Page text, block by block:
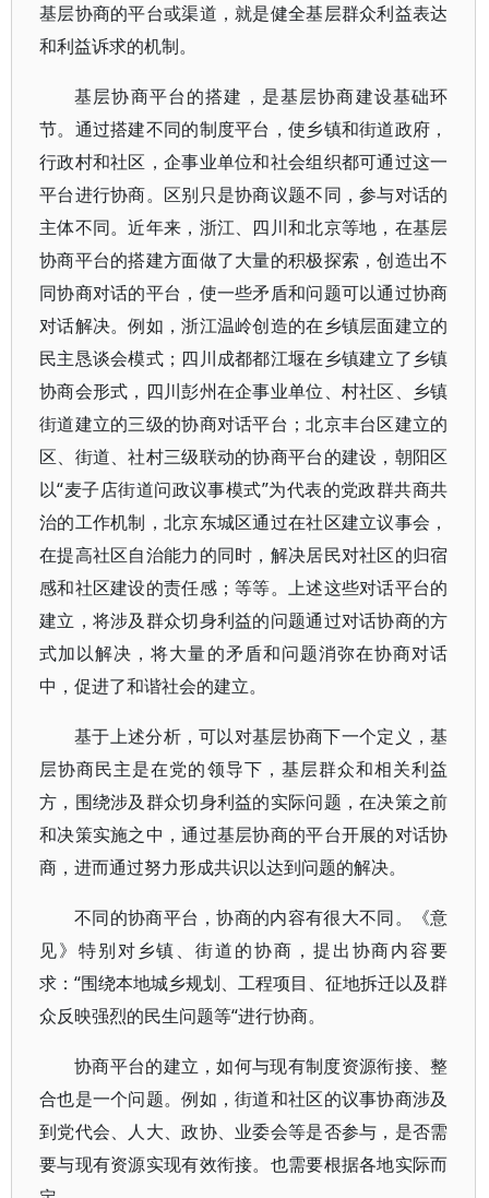
基层协商的平台或渠道，就是健全基层群众利益表达
和利益诉求的机制。
基层协商平台的搭建，是基层协商建设基础环
节。通过搭建不同的制度平台，使乡镇和街道政府，
行政村和社区，企事业单位和社会组织都可通过这一
平台进行协商。区别只是协商议题不同，参与对话的
主体不同。近年来，浙江、四川和北京等地，在基层
协商平台的搭建方面做了大量的积极探索，创造出不
同协商对话的平台，使一些矛盾和问题可以通过协商
对话解决。例如，浙江温岭创造的在乡镇层面建立的
民主恳谈会模式；四川成都都江堰在乡镇建立了乡镇
协商会形式，四川彭州在企事业单位、村社区、乡镇
街道建立的三级的协商对话平台；北京丰台区建立的
区、街道、社村三级联动的协商平台的建设，朝阳区
以“麦子店街道问政议事模式”为代表的党政群共商共
治的工作机制，北京东城区通过在社区建立议事会，
在提高社区自治能力的同时，解决居民对社区的归宿
感和社区建设的责任感；等等。上述这些对话平台的
建立，将涉及群众切身利益的问题通过对话协商的方
式加以解决，将大量的矛盾和问题消弥在协商对话
中，促进了和谐社会的建立。
基于上述分析，可以对基层协商下一个定义，基
层协商民主是在党的领导下，基层群众和相关利益
方，围绕涉及群众切身利益的实际问题，在决策之前
和决策实施之中，通过基层协商的平台开展的对话协
商，进而通过努力形成共识以达到问题的解决。
不同的协商平台，协商的内容有很大不同。《意
见》特别对乡镇、街道的协商，提出协商内容要
求：“围绕本地城乡规划、工程项目、征地拆迁以及群
众反映强烈的民生问题等“进行协商。
协商平台的建立，如何与现有制度资源衔接、整
合也是一个问题。例如，街道和社区的议事协商涉及
到党代会、人大、政协、业委会等是否参与，是否需
要与现有资源实现有效衔接。也需要根据各地实际而